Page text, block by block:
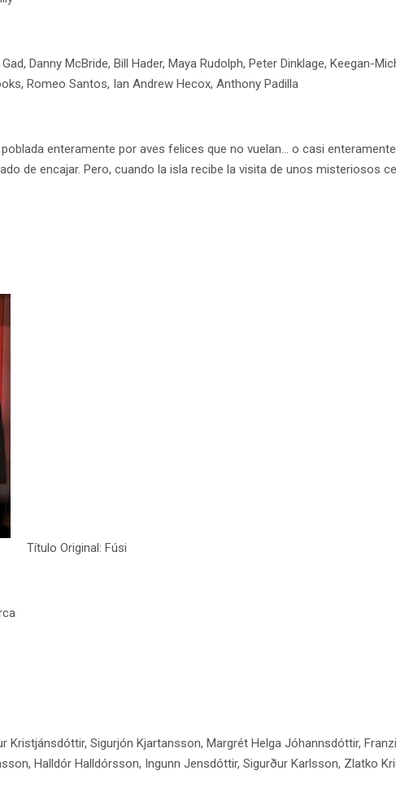
Danny McBride, Bill Hader, Maya Rudolph, Peter Dinklage, Keegan-
Romeo Santos, Ian Andrew Hecox, Anthony Padilla
enteramente por aves felices que no vuelan… o casi
de encajar. Pero, cuando la isla recibe la visita de unos misteriosos
Título Original: Fúsi
Kristjánsdóttir, Sigurjón Kjartansson, Margrét Helga Jóhannsdóttir,
Halldór Halldórsson, Ingunn Jensdóttir, Sigurður Karlsson, Zlatko